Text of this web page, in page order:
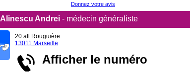
Donnez votre avis
Alinescu Andrei - médecin généraliste
20 all Rouguière
13011 Marseille
Afficher le numéro